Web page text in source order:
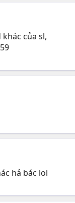
của sl,
hả bác lol